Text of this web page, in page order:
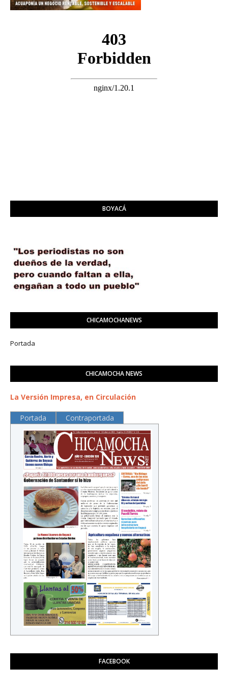
BOYACÁ
CHICAMOCHANEWS
Portada
CHICAMOCHA NEWS
La Versión Impresa, en Circulación
Portada Contraportada
FACEBOOK